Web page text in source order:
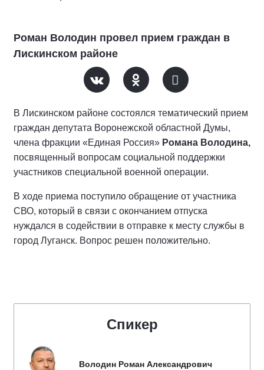
Роман Володин провел прием граждан в
Лискинском районе
В Лискинском районе состоялся тематический прием
граждан депутата Воронежской областной Думы,
члена фракции «Единая Россия» Романа Володина,
посвященный вопросам социальной поддержки
участников специальной военной операции.
В ходе приема поступило обращение от участника
СВО, который в связи с окончанием отпуска
нуждался в содействии в отправке к месту службы в
город Луганск. Вопрос решен положительно.
Спикер
Володин Роман Александрович